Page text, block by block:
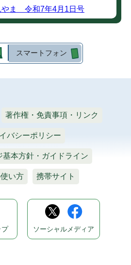
やま 令和7年4月1日号
スマートフォン
著作権・免責事項・リンク
バシーポリシー
基本方針・ガイドライン
い方 携帯サイト
プ ソーシャルメディア